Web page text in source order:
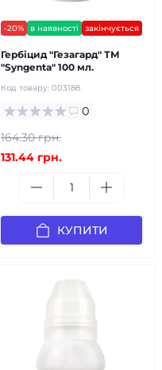
-20% в наявності закінчується
Гербіцид "Гезагард" ТМ
"Syngenta" 100 мл.
Код товару: 003188
0
164.30 грн.
131.44 грн.
КУПИТИ